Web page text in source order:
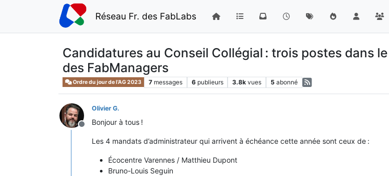
Réseau Fr. des FabLabs
Candidatures au Conseil Collégial : trois postes dans
des FabManagers
Ordre du jour de l’AG 2023 7 messages 6 publieurs 3.8k vues 5 abonné
Hors-ligne
Olivier G.
Bonjour à tous !
Les 4 mandats d’administrateur qui arrivent à échéance cette année sont ceux de :
Écocentre Varennes / Matthieu Dupont
Bruno-Louis Seguin